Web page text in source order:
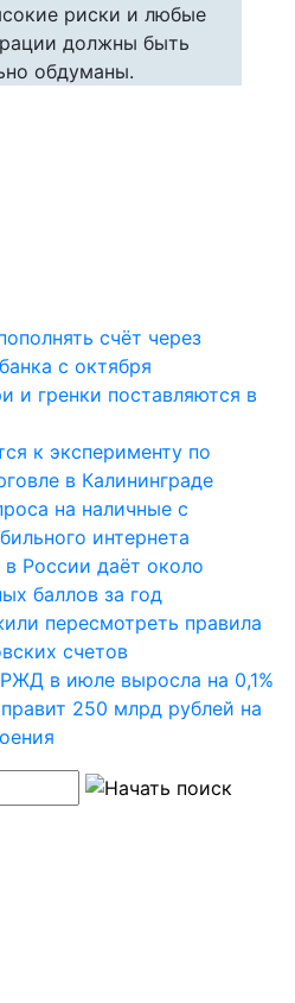
риски и любые
должны быть
обдуманы.
счёт через
с октября
и гренки поставляются в
к эксперименту по
в Калининграде
на наличные с
интернета
в России даёт около
баллов за год
пересмотреть правила
счетов
в июле выросла на 0,1%
250 млрд рублей на